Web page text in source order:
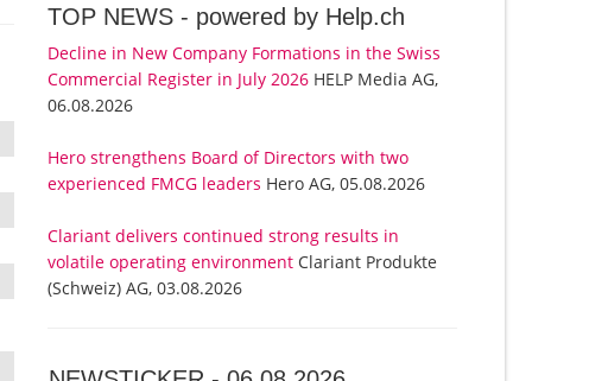
TOP NEWS - powered by Help.ch
Decline in New Company Formations in the Swiss
Commercial Register in July 2026 HELP Media AG,
06.08.2026
Hero strengthens Board of Directors with two
experienced FMCG leaders Hero AG, 05.08.2026
Clariant delivers continued strong results in
volatile operating environment Clariant Produkte
(Schweiz) AG, 03.08.2026